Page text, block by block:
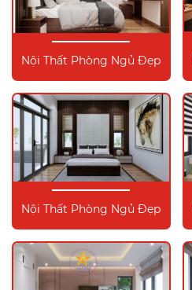
Nội Thất Phòng Ngủ Đẹp
Nội Thất Phòng Ngủ Đẹp